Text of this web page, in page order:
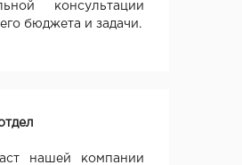
консультации
бюджета и задачи.
нашей компании